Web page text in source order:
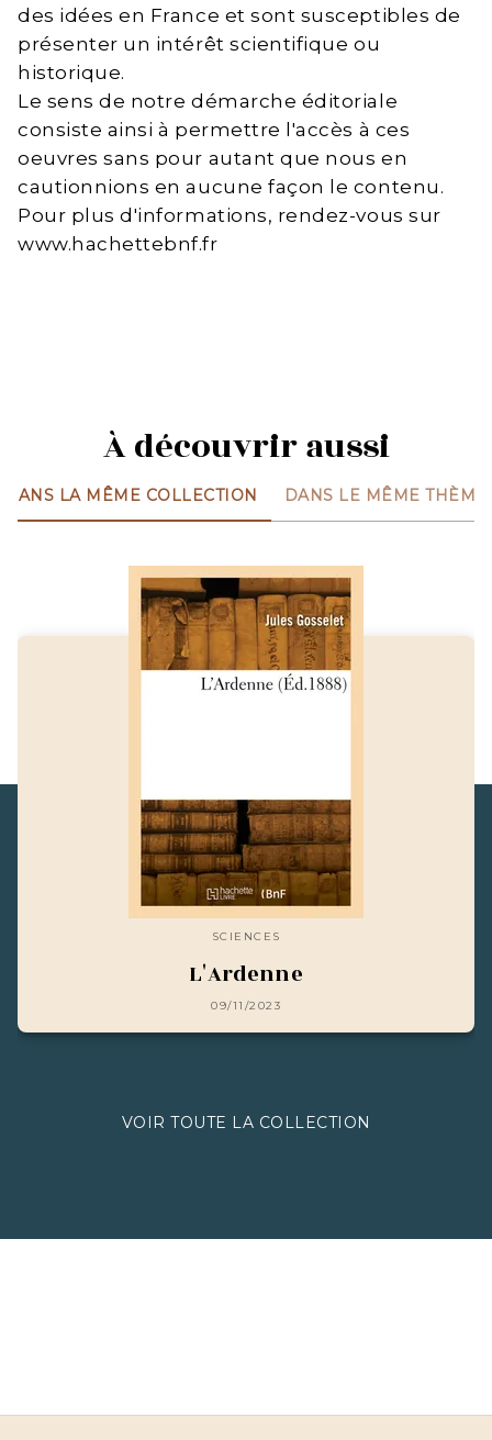
des idées en France et sont susceptibles de
présenter un intérêt scientifique ou
historique.
Le sens de notre démarche éditoriale
consiste ainsi à permettre l'accès à ces
oeuvres sans pour autant que nous en
cautionnions en aucune façon le contenu.
Pour plus d'informations, rendez-vous sur
www.hachettebnf.fr
À découvrir aussi
DANS LA MÊME COLLECTION DANS LE MÊME THÈME
SCIENCES
L'Ardenne
09/11/2023
VOIR TOUTE LA COLLECTION